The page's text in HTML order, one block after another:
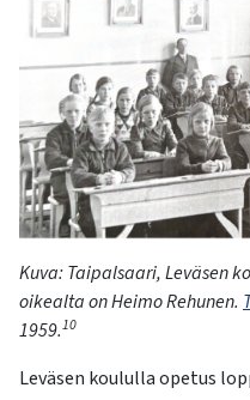
Kuva:Taipalsaari,Leväsen
oikealtaon HeimoRehunen.
1959.10
Leväsen koululla opetus